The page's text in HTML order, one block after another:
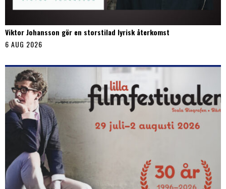
Viktor Johansson gör en storstilad lyrisk återkomst
6 AUG 2026